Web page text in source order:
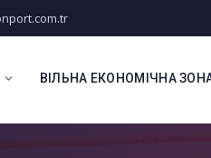
ВІЛЬНА ЕКОНОМІЧНА